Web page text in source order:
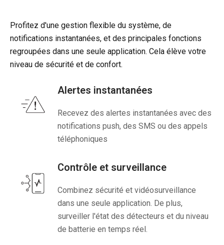
Profitez d'une gestion flexible du système, de
notifications instantanées, et des principales fonctions
regroupées dans une seule application. Cela élève votre
niveau de sécurité et de confort.
Alertes instantanées
Recevez des alertes instantanées avec des
notifications push, des SMS ou des appels
téléphoniques
Contrôle et surveillance
Combinez sécurité et vidéosurveillance
dans une seule application. De plus,
surveiller l'état des détecteurs et du niveau
de batterie en temps réel.